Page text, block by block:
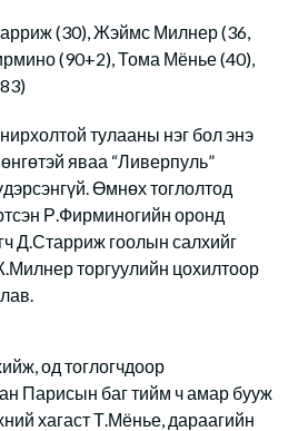
(30), Жэймс Милнер (36,
(90+2), Тома Мёнье (40),
тулааны нэг бол энэ
яваа “Ливерпуль”
Өмнөх тоглолтод
Р.Фирминогийн оронд
Д.Старриж гоолын салхийг
торгуулийн цохилтоор
од тоглогчдоор
Парисын баг тийм ч амар бууж
хагаст Т.Мёнье, дараагийн